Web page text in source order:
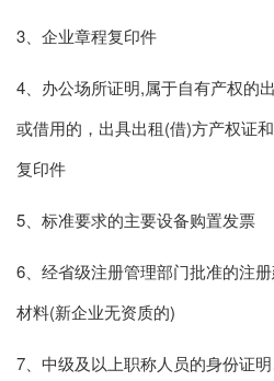
3、企业章程复印件
4、办公场所证明,属于自有产权的
或借用的，出具出租(借)方产权证
复印件
5、标准要求的主要设备购置发票
6、经省级注册管理部门批准的注
材料(新企业无资质的)
7、中级及以上职称人员的身份证